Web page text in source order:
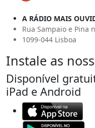
A RÁDIO MAIS
Rua Sampaio e Pina
1099-044 Lisboa
Instale as
Disponível
iPad e Android